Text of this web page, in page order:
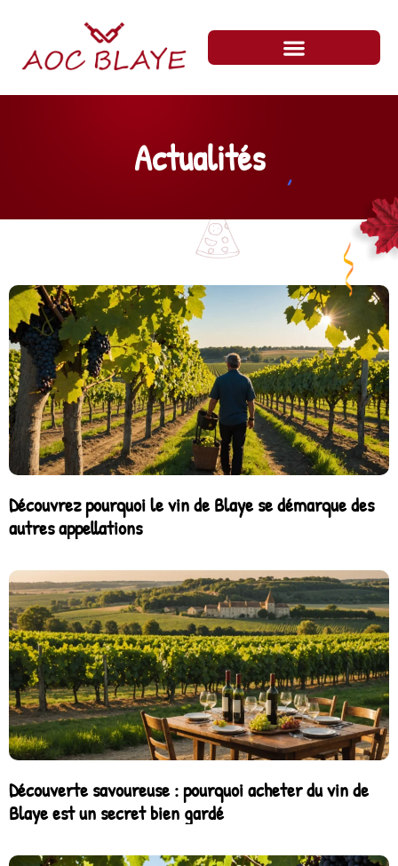
Actualités
Découvrez pourquoi le vin de Blaye se démarque des
autres appellations
Découverte savoureuse : pourquoi acheter du vin de
Blaye est un secret bien gardé